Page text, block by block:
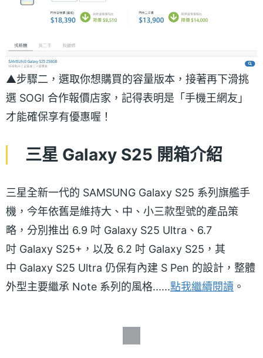
▲步驟二，選取你想購買的容量版本，接著再下滑挑
選 SOGI 合作報價店家，記得表明是「手機王網友」
才能確保享有優惠喔！
三星 Galaxy S25 開箱介紹
三星全新一代的 SAMSUNG Galaxy S25 系列旗艦手
機，今年依舊是維持大、中、小三款型號的產品策
略，分別推出 6.9 吋 Galaxy S25 Ultra、6.7
吋 Galaxy S25+，以及 6.2 吋 Galaxy S25，其
中 Galaxy S25 Ultra 仍保有內建 S Pen 的設計，整體
外型主要繼承 Note 系列的風格......點我繼續閱讀 。